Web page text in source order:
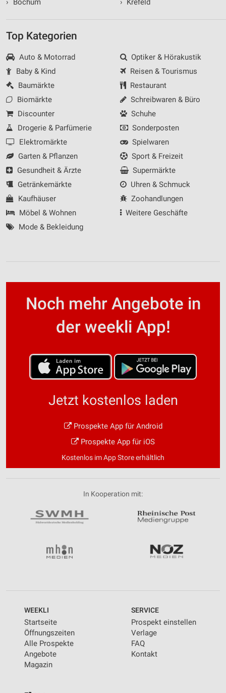
›
Bochum
› Krefeld
Top Kategorien
Auto & Motorrad
Baby & Kind
Baumärkte
Biomärkte
Discounter
Drogerie & Parfümerie
Elektromärkte
Garten & Pflanzen
Gesundheit & Ärzte
Getränkemärkte
Kaufhäuser
Möbel & Wohnen
Mode & Bekleidung
Optiker & Hörakustik
Reisen & Tourismus
Restaurant
Schreibwaren & Büro
Schuhe
Sonderposten
Spielwaren
Sport & Freizeit
Supermärkte
Uhren & Schmuck
Zoohandlungen
Weitere Geschäfte
Noch mehr Angebote in
der weekli App!
Jetzt kostenlos laden
Prospekte App für Android
Prospekte App für iOS
Kostenlos im App Store erhältlich
In Kooperation mit:
WEEKLI
Startseite
Öffnungszeiten
Alle Prospekte
Angebote
Magazin
SERVICE
Prospekt einstellen
Verlage
FAQ
Kontakt